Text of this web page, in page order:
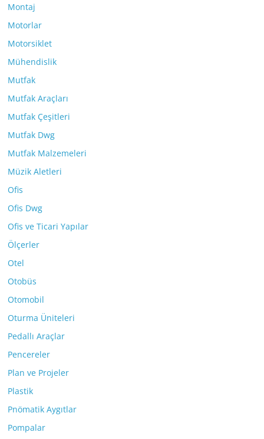
Montaj
Motorlar
Motorsiklet
Mühendislik
Mutfak
Mutfak Araçları
Mutfak Çeşitleri
Mutfak Dwg
Mutfak Malzemeleri
Müzik Aletleri
Ofis
Ofis Dwg
Ofis ve Ticari Yapılar
Ölçerler
Otel
Otobüs
Otomobil
Oturma Üniteleri
Pedallı Araçlar
Pencereler
Plan ve Projeler
Plastik
Pnömatik Aygıtlar
Pompalar